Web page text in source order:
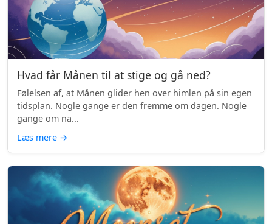
Hvad får Månen til at stige og gå ned?
Følelsen af, at Månen glider hen over himlen på sin egen
tidsplan. Nogle gange er den fremme om dagen. Nogle
gange om na...
Læs mere →